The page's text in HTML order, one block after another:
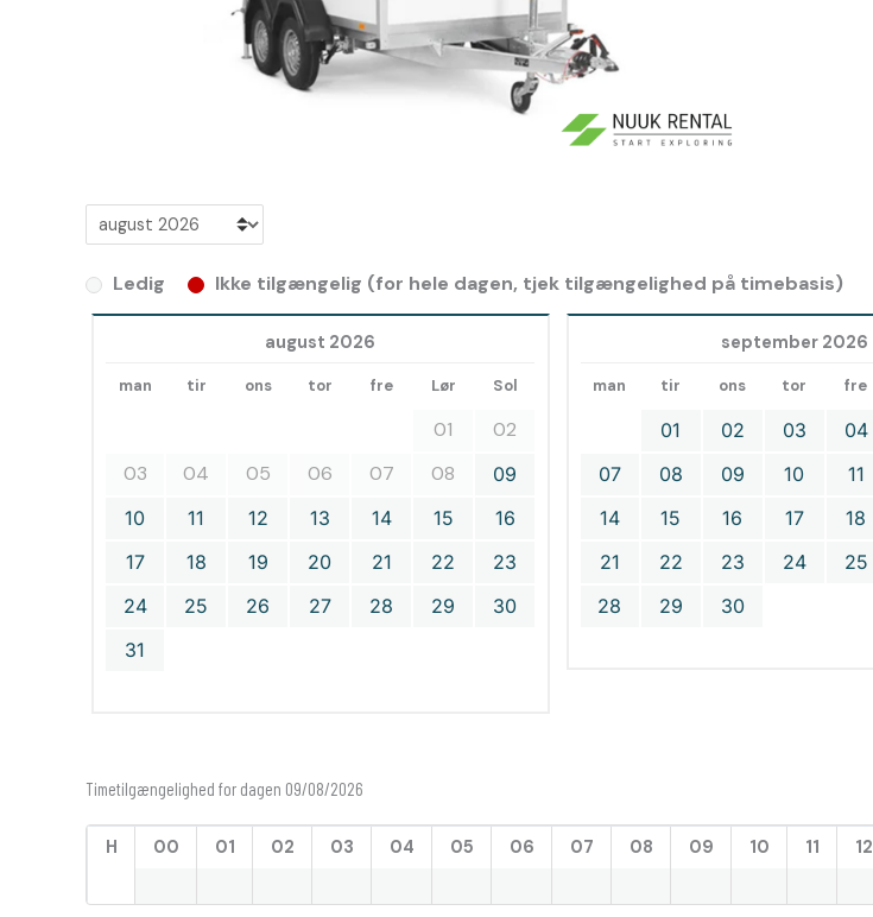
Ledig Ikke tilgængelig (for hele dagen, tjek tilgængelighed på timebasis)
august 2026
man tir ons tor fre Lør Sol
01
02
03
04 05 06 07 08
09
10
11 12 13 14 15
16
17
18 19 20 21 22
23
24
25 26 27 28 29
30
31
september 2026
man tir ons tor fre
01 02 03 04
07
08 09 10 11
14
15 16 17 18
21
22 23 24 25
28
29 30
Timetilgængelighed for dagen 09/08/2026
H 00 01 02 03 04 05 06 07 08 09 10 11 12